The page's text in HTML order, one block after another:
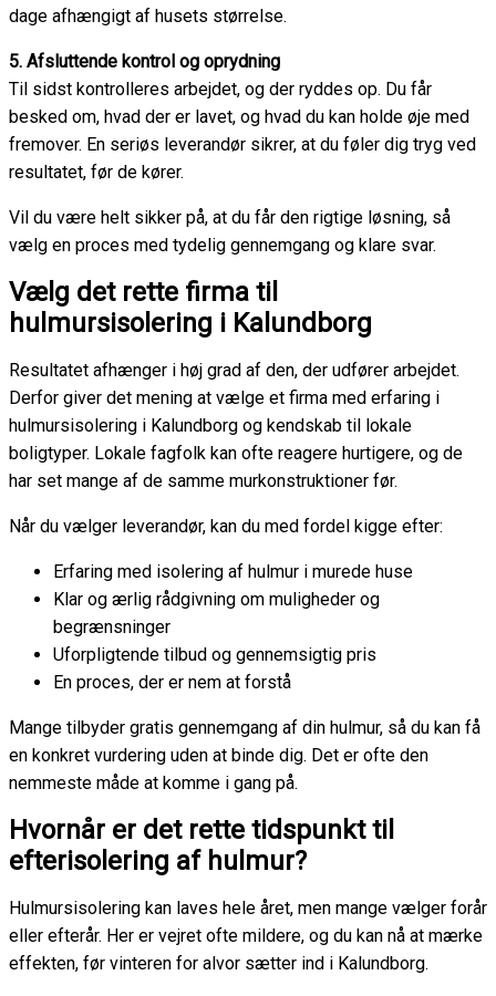
dage afhængigt af husets størrelse.
5. Afsluttende kontrol og oprydning
Til sidst kontrolleres arbejdet, og der ryddes op. Du får
besked om, hvad der er lavet, og hvad du kan holde øje med
fremover. En seriøs leverandør sikrer, at du føler dig tryg ved
resultatet, før de kører.
Vil du være helt sikker på, at du får den rigtige løsning, så
vælg en proces med tydelig gennemgang og klare svar.
Vælg det rette firma til
hulmursisolering i Kalundborg
Resultatet afhænger i høj grad af den, der udfører arbejdet.
Derfor giver det mening at vælge et firma med erfaring i
hulmursisolering i Kalundborg og kendskab til lokale
boligtyper. Lokale fagfolk kan ofte reagere hurtigere, og de
har set mange af de samme murkonstruktioner før.
Når du vælger leverandør, kan du med fordel kigge efter:
Erfaring med isolering af hulmur i murede huse
Klar og ærlig rådgivning om muligheder og
begrænsninger
Uforpligtende tilbud og gennemsigtig pris
En proces, der er nem at forstå
Mange tilbyder gratis gennemgang af din hulmur, så du kan få
en konkret vurdering uden at binde dig. Det er ofte den
nemmeste måde at komme i gang på.
Hvornår er det rette tidspunkt til
efterisolering af hulmur?
Hulmursisolering kan laves hele året, men mange vælger forår
eller efterår. Her er vejret ofte mildere, og du kan nå at mærke
effekten, før vinteren for alvor sætter ind i Kalundborg.